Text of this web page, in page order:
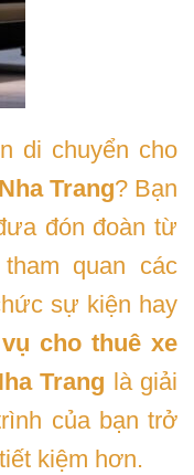
di chuyển cho
Nha Trang? Bạn
đón đoàn từ
quan các
sự kiện hay
cho thuê xe
Trang là giải
của bạn trở
kiệm hơn.